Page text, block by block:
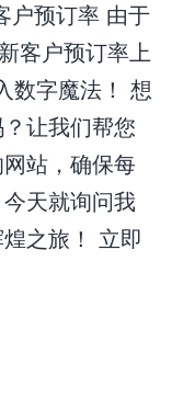
户预订率 由于
客户预订率上
数字魔法！ 想
让我们帮您
站，确保每
天就询问我
之旅！ 立即